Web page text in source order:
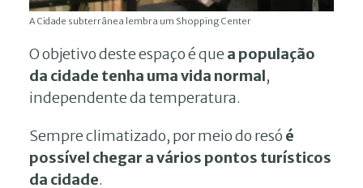
A Cidade subterrânea lembra um Shopping Center
O objetivo deste espaço é quea população
da cidade tenha uma vida normal,
independente da temperatura.
Sempre climatizado, por meio do resó é
possível chegar a vários pontos turísticos
da cidade.